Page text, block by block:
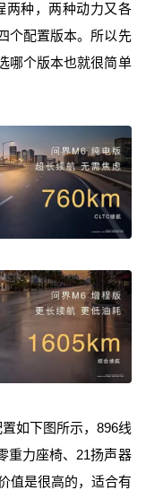
两种，两种动力又各
个配置版本。所以先
哪个版本也就很简单
如下图所示，896线
重力座椅、21扬声器
值是很高的，适合有